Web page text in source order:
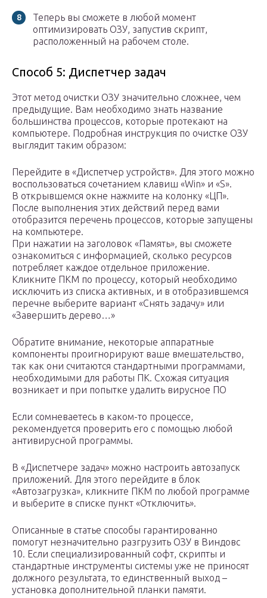
Теперь вы сможете в любой момент
оптимизировать ОЗУ, запустив скрипт,
расположенный на рабочем столе.
Способ 5: Диспетчер задач
Этот метод очистки ОЗУ значительно сложнее, чем
предыдущие. Вам необходимо знать название
большинства процессов, которые протекают на
компьютере. Подробная инструкция по очистке ОЗУ
выглядит таким образом:
Перейдите в «Диспетчер устройств». Для этого можно
воспользоваться сочетанием клавиш «Win» и «S».
В открывшемся окне нажмите на колонку «ЦП».
После выполнения этих действий перед вами
отобразится перечень процессов, которые запущены
на компьютере.
При нажатии на заголовок «Память», вы сможете
ознакомиться с информацией, сколько ресурсов
потребляет каждое отдельное приложение.
Кликните ПКМ по процессу, который необходимо
исключить из списка активных, и в отобразившемся
перечне выберите вариант «Снять задачу» или
«Завершить дерево…»
Обратите внимание, некоторые аппаратные
компоненты проигнорируют ваше вмешательство,
так как они считаются стандартными программами,
необходимыми для работы ПК. Схожая ситуация
возникает и при попытке удалить вирусное ПО
Если сомневаетесь в каком-то процессе,
рекомендуется проверить его с помощью любой
антивирусной программы.
В «Диспетчере задач» можно настроить автозапуск
приложений. Для этого перейдите в блок
«Автозагрузка», кликните ПКМ по любой программе
и выберите в списке пункт «Отключить».
Описанные в статье способы гарантированно
помогут незначительно разгрузить ОЗУ в Виндовс
10. Если специализированный софт, скрипты и
стандартные инструменты системы уже не приносят
должного результата, то единственный выход –
установка дополнительной планки памяти.